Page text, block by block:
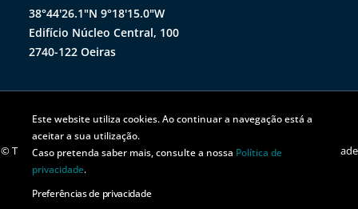
38°44'26.1"N 9°18'15.0"W
Edifício Núcleo Central, 100
2740-122 Oeiras
© TAGUSPARK 2026 | Todos os direitos reservados |Política de privacidade
Este website utiliza cookies. Ao continuar a navegação está a
aceitar a sua utilização.
Caso pretenda saber mais, consulte a nossa Política de
privacidade.
Preferências de privacidade